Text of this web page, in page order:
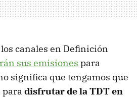
canales en Definición
sus emisiones para
significa que tengamos que
para disfrutar de la TDT en